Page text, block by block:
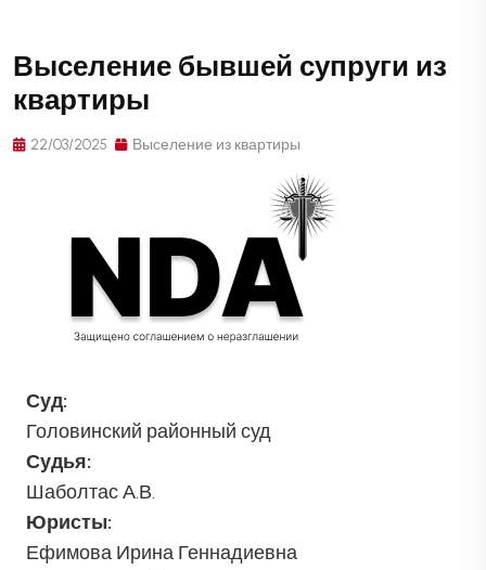
Выселение бывшей супруги из
квартиры
22/03/2025 Выселение из квартиры
Суд:
Головинский районный суд
Судья:
Шаболтас А.В.
Юристы:
Ефимова Ирина Геннадиевна